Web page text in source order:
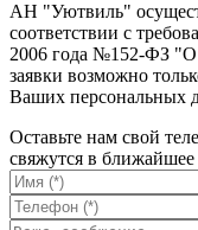
АН "Уютвиль"
соответствии с
2006 года №152-ФЗ
заявки возможно
Ваших персональных
Оставьте нам свой
свяжутся в ближайшее